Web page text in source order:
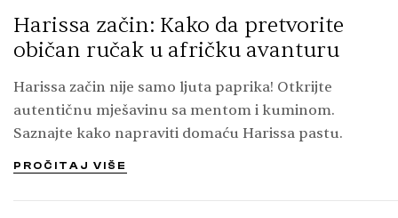
Harissa začin: Kako da pretvorite
običan ručak u afričku avanturu
Harissa začin nije samo ljuta paprika! Otkrijte
autentičnu mješavinu sa mentom i kuminom.
Saznajte kako napraviti domaću Harissa pastu.
PROČITAJ VIŠE